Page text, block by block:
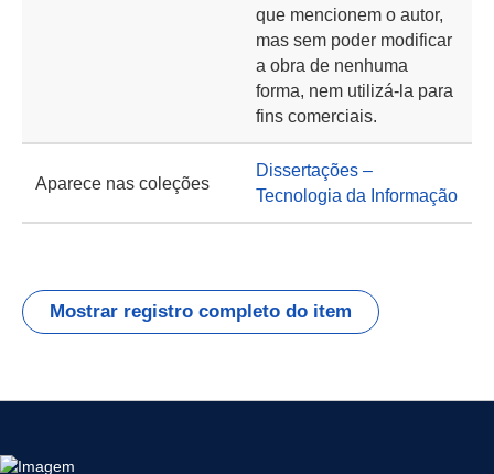
que mencionem o autor,
mas sem poder modificar
a obra de nenhuma
forma, nem utilizá-la para
fins comerciais.
Aparece nas coleções
Dissertações –
Tecnologia da Informação
Mostrar registro completo do item